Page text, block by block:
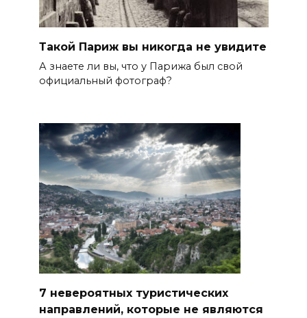
Такой Париж вы никогда не увидите
А знаете ли вы, что у Парижа был свой
официальный фотограф?
7 невероятных туристических
направлений, которые не являются